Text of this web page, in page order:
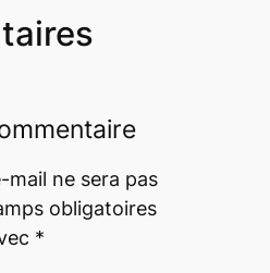
mail ne sera pas
obligatoires
*